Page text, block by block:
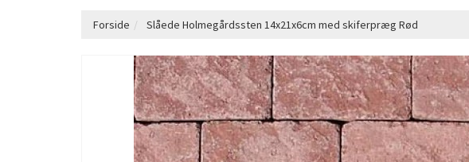
Forside Slåede Holmegårdssten 14x21x6cm med skiferpræg Rød